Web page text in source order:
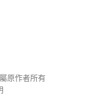
原作者所有